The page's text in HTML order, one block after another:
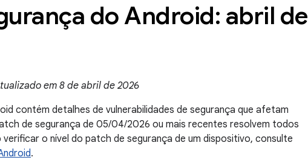
do Android: abril de
em 8 de abril de 2026
contém detalhes de vulnerabilidades de segurança que afetam
de segurança de 05/04/2026 ou mais recentes resolvem todos
o nível do patch de segurança de um dispositivo, consulte
.